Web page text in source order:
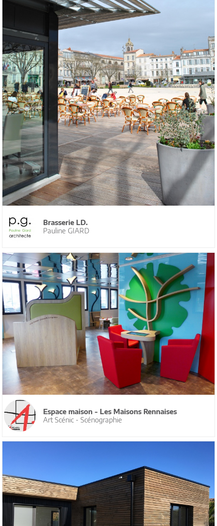
Brasserie LD.
Pauline GIARD
Espace maison - Les Maisons Rennaises
Art Scénic - Scénographie